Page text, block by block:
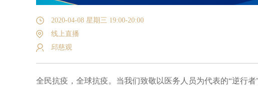
2020-04-08 星期三 19:00-20:00
线上直播
邱慈观
全民抗疫，全球抗疫。当我们致敬以医务人员为代表的“逆行